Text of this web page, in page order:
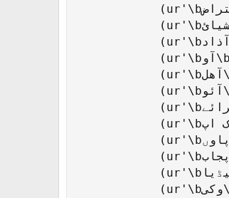
            (ur'\bایتراض\b', u'اعتراض'),
            (ur'\bایشیائ\b', u'ایشیائی'),
            (ur'\bآذاد\b', u'آزاد'),
            (ur'\bآو\b', u'آؤ'),
            (ur'\bآھل\b', u'اہل'),
            (ur'\bآئو\b', u'آؤ'),
            (ur'\bبرائے\b', u'برائے'),
            (ur'\bبیک اپ\b', u'بیک‌اپ'),
            (ur'\bپاوں\b', u'پاؤں'),
            (ur'\bپجاب\b', u'پنجاب'),
            (ur'\bوکیپیڈیا\b', u'ویکیپیڈیا'),
            (ur'\bوکی\b', u'ویکی'),